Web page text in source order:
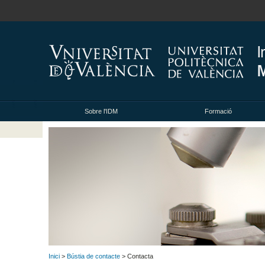
Sobre l'IDM Formació
Inici > Bústia de contacte > Contacta